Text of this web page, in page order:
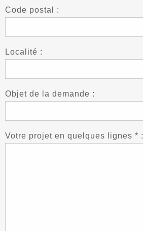
Code postal :
Localité :
Objet de la demande :
Votre projet en quelques lignes * :